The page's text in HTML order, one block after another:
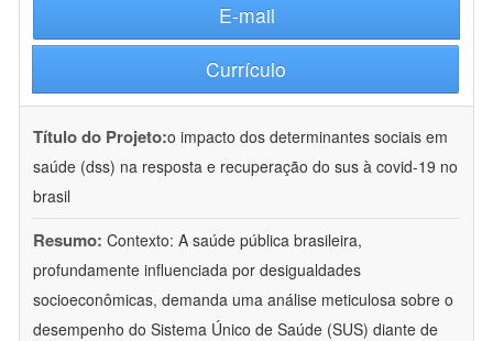
E-mail
Currículo
Título do Projeto:o impacto dos determinantes sociais em
saúde (dss) na resposta e recuperação do sus à covid-19 no
brasil
Resumo: Contexto: A saúde pública brasileira,
profundamente influenciada por desigualdades
socioeconômicas, demanda uma análise meticulosa sobre o
desempenho do Sistema Único de Saúde (SUS) diante de